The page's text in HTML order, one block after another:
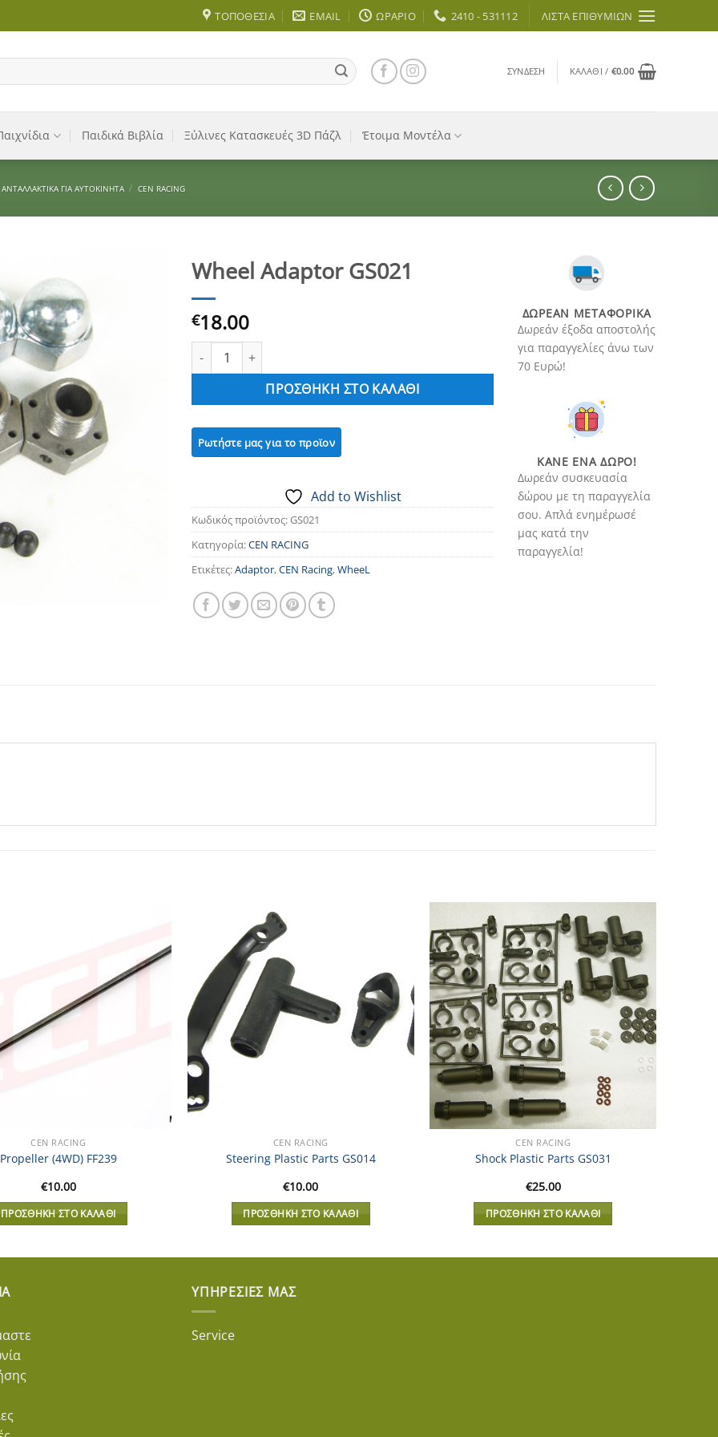
ΤΟΠΟΘΕΣΊΑ EMAIL ΩΡΆΡΙΟ 2410 - 531112 ΛΊΣΤΑ ΕΠΙΘΥΜΙΏΝ
ΣΎΝΔΕΣΗ ΚΑΛΆΘΙ / €0.00
Παιδικά Βιβλία Ξύλινες Κατασκευές 3D Πάζλ Έτοιμα Μοντέλα
ΑΝΤΑΛΛΑΚΤΙΚΆ ΓΙΑ ΑΥΤΟΚΊΝΗΤΑ / CEN RACING
Wheel Adaptor GS021
€18.00
Wheel Adaptor GS021 ποσότητα
ΠΡΟΣΘΉΚΗ ΣΤΟ ΚΑΛΆΘΙ
Add to Wishlist
Κωδικός προϊόντος:GS021
Κατηγορία:CEN RACING
Ετικέτες:Adaptor,CEN Racing,WheeL
ΔΩΡΕΆΝ ΜΕΤΑΦΟΡΙΚΆ
Δωρεάν έξοδα αποστολής
για παραγγελίες άνω των
70 Ευρώ!
ΚΆΝΕ ΈΝΑ ΔΏΡΟ!
Δωρεάν συσκευασία
δώρου με τη παραγγελία
σου. Απλά ενημέρωσέ
μας κατά την
παραγγελία!
Wishlist
CEN RACING
Propeller (4WD) FF239
€10.00
ΠΡΟΣΘΉΚΗ ΣΤΟ ΚΑΛΆΘΙ
CEN RACING
Steering Plastic Parts GS014
€10.00
ΠΡΟΣΘΉΚΗ ΣΤΟ ΚΑΛΆΘΙ
Add to
Wishlist
CEN RACING
Shock Plastic Parts GS031
€25.00
ΠΡΟΣΘΉΚΗ ΣΤΟ ΚΑΛΆΘΙ
ΥΠΗΡΕΣΊΕΣ ΜΑΣ
Service